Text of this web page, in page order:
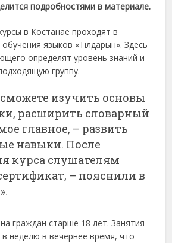
подробностями в материале.
в Костанае проходят в
языков «Тілдарын». Здесь
определят уровень знаний и
группу.
изучить основы
расширить словарный
главное, – развить
навыки. После
курса слушателям
– пояснили в
граждан старше 18 лет. Занятия
неделю в вечернее время, что